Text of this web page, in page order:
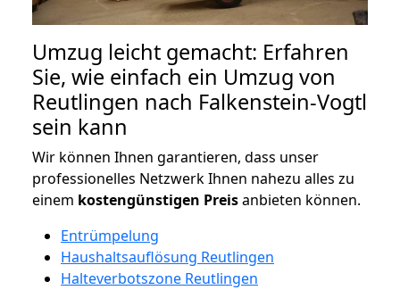
Umzug leicht gemacht: Erfahren
Sie, wie einfach ein Umzug von
Reutlingen nach Falkenstein-Vogtl
sein kann
Wir können Ihnen garantieren, dass unser
professionelles Netzwerk Ihnen nahezu alles zu
einem kostengünstigen Preisanbieten können.
Entrümpelung
Haushaltsauflösung Reutlingen
Halteverbotszone Reutlingen